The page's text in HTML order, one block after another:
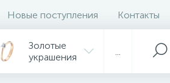
Новые поступления Контакты
Золотые
украшения